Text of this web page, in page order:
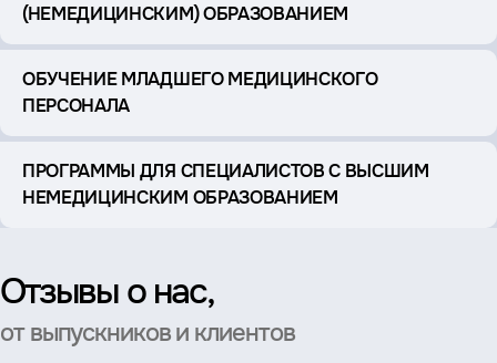
(НЕМЕДИЦИНСКИМ) ОБРАЗОВАНИЕМ
ОБУЧЕНИЕ МЛАДШЕГО МЕДИЦИНСКОГО
ПЕРСОНАЛА
ПРОГРАММЫ ДЛЯ СПЕЦИАЛИСТОВ С ВЫСШИМ
НЕМЕДИЦИНСКИМ ОБРАЗОВАНИЕМ
Отзывы о нас,
от выпускников и клиентов